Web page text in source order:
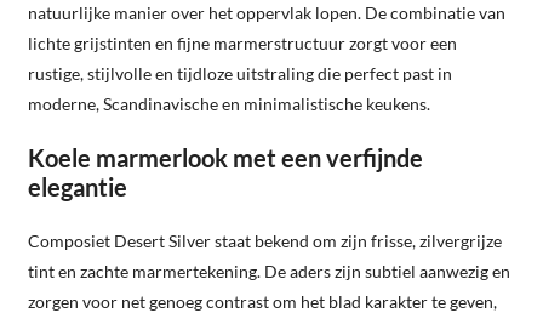
natuurlijke manier over het oppervlak lopen. De combinatie van
lichte grijstinten en fijne marmerstructuur zorgt voor een
rustige, stijlvolle en tijdloze uitstraling die perfect past in
moderne, Scandinavische en minimalistische keukens.
Koele marmerlook met een verfijnde
elegantie
Composiet Desert Silver staat bekend om zijn frisse, zilvergrijze
tint en zachte marmertekening. De aders zijn subtiel aanwezig en
zorgen voor net genoeg contrast om het blad karakter te geven,